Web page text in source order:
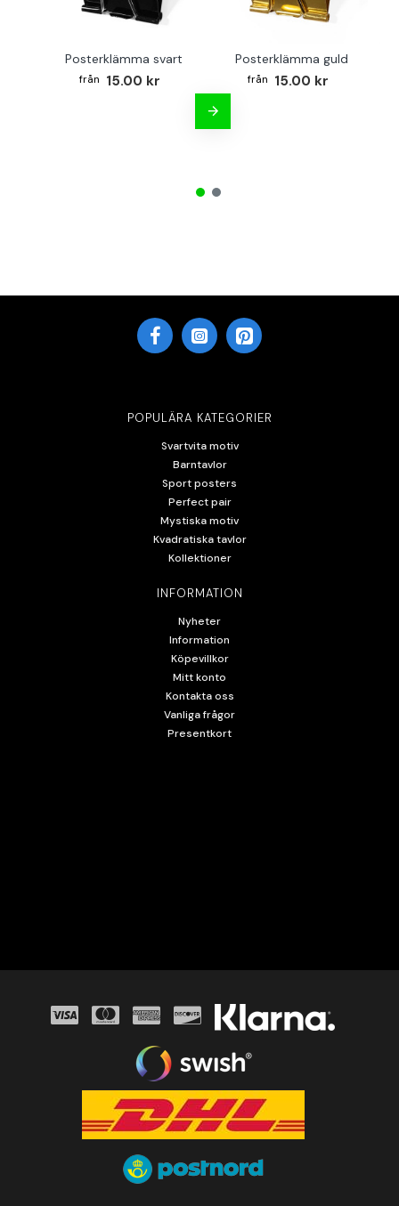
Posterklämma svart
15.00 kr
Posterklämma guld
15.00 kr
POPULÄRA KATEGORIER
Svartvita motiv
Barntavlor
Sport posters
Perfect pair
Mystiska motiv
Kvadratiska tavlor
Kollektioner
INFORMATION
Nyheter
Information
Köpevillkor
Mitt konto
Kontakta oss
Vanliga frågor
Presentkort